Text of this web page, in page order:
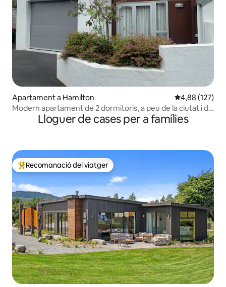
Apartament a Hamilton 4,88 de
4,88 (127)
Modern apartament de 2 dormitoris, a peu de la ciutat i de
l'hospitalLloguer de cases per a famílies
Principals recomanacions dels viatgers
Recomanació del viatger